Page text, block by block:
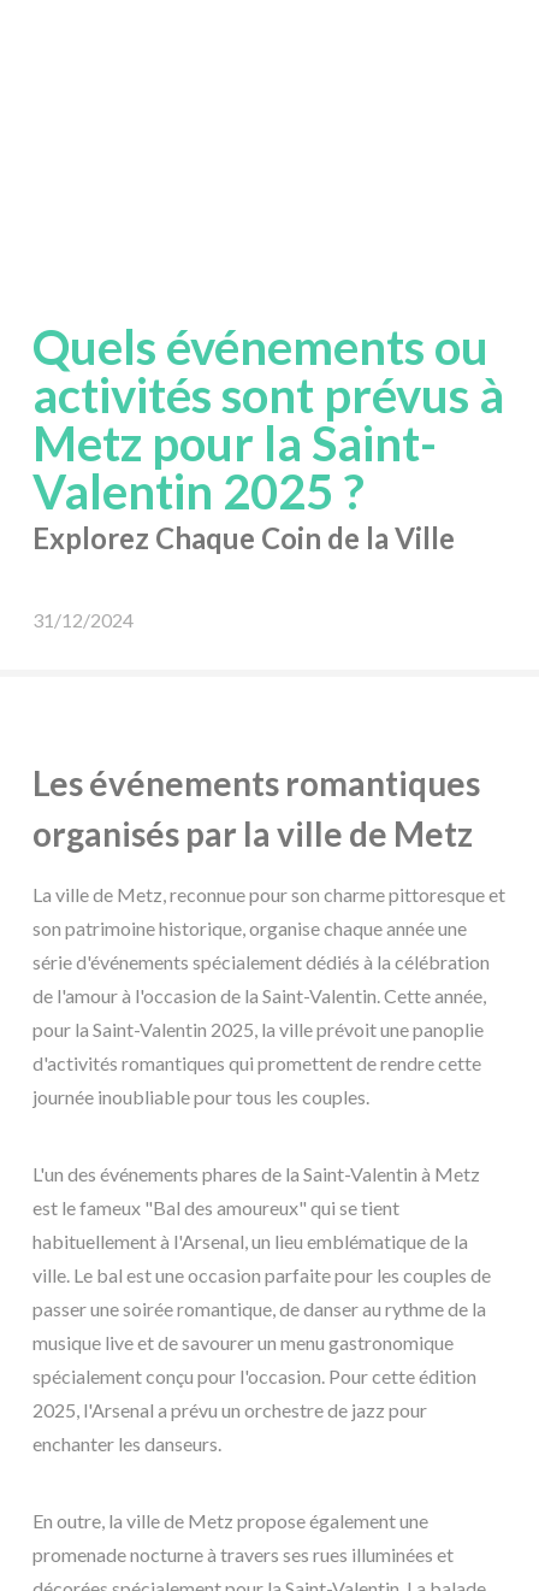
Quels événements ou
activités sont prévus à
Metz pour la Saint-
Valentin 2025 ?
Explorez Chaque Coin de la Ville
31/12/2024
Les événements romantiques
organisés par la ville de Metz
La ville de Metz, reconnue pour son charme pittoresque et
son patrimoine historique, organise chaque année une
série d'événements spécialement dédiés à la célébration
de l'amour à l'occasion de la Saint-Valentin. Cette année,
pour la Saint-Valentin 2025, la ville prévoit une panoplie
d'activités romantiques qui promettent de rendre cette
journée inoubliable pour tous les couples.
L'un des événements phares de la Saint-Valentin à Metz
est le fameux "Bal des amoureux" qui se tient
habituellement à l'Arsenal, un lieu emblématique de la
ville. Le bal est une occasion parfaite pour les couples de
passer une soirée romantique, de danser au rythme de la
musique live et de savourer un menu gastronomique
spécialement conçu pour l'occasion. Pour cette édition
2025, l'Arsenal a prévu un orchestre de jazz pour
enchanter les danseurs.
En outre, la ville de Metz propose également une
promenade nocturne à travers ses rues illuminées et